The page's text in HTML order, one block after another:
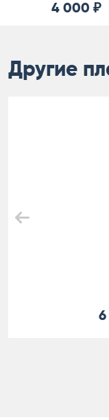
4 000 ₽
Другие